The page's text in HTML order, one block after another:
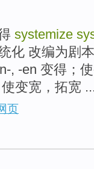
systemize
统化 改编为剧
, -en 变得；
变宽，拓宽
页